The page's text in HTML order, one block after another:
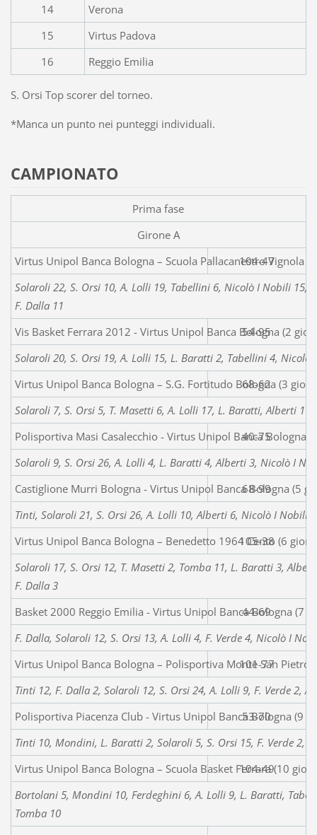
14
Verona
15
Virtus Padova
16
Reggio Emilia
S. Orsi Top scorer del torneo.
*Manca un punto nei punteggi individuali.
CAMPIONATO
Prima fase
Girone A
Virtus Unipol Banca Bologna – Scuola
104-47
Solaroli 22, S. Orsi 10, A. Lolli 19, Tabellini 6, Nicolò I Nobili
F. Dalla 11
Vis Basket Ferrara 2012 - Virtus Unipol Banca Bologna (2
54-95
Solaroli 20, S. Orsi 19, A. Lolli 15, L. Baratti 2, Tabellini 4,
Virtus Unipol Banca Bologna – S.G. Fortitudo Bologna (3
68-62
Solaroli 7, S. Orsi 5, T. Masetti 6, A. Lolli 17, L. Baratti, Alberti
Polisportiva Masi Casalecchio - Virtus Unipol Banca Bologna
40-75
Solaroli 9, S. Orsi 26, A. Lolli 4, L. Baratti 4, Alberti 3, Nicolò I
Castiglione Murri Bologna - Virtus Unipol Banca Bologna (5
68-99
Tinti, Solaroli 21, S. Orsi 26, A. Lolli 10, Alberti 6, Nicolò I
Virtus Unipol Banca Bologna – Benedetto 1964 Cento (6
105-38
Solaroli 17, S. Orsi 12, T. Masetti 2, Tomba 11, L. Baratti 3,
F. Dalla 3
Basket 2000 Reggio Emilia - Virtus Unipol Banca Bologna (7
44-69
F. Dalla, Solaroli 12, S. Orsi 13, A. Lolli 4, F. Verde 4, Nicolò I
Virtus Unipol Banca Bologna – Polisportiva Monte San
101-77
Tinti 12, F. Dalla 2, Solaroli 12, S. Orsi 24, A. Lolli 9, F. Verde
Polisportiva Piacenza Club - Virtus Unipol Banca Bologna (9
53-70
Tinti 10, Mondini, L. Baratti 2, Solaroli 5, S. Orsi 15, F. Verde 2,
Virtus Unipol Banca Bologna – Scuola Basket Ferrara (10
104-49
Bortolani 5, Mondini 10, Ferdeghini 6, A. Lolli 9, L. Baratti,
Tomba 10